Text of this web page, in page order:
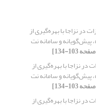
در نزاجا با بهره‌گیری از
پیش‌گویانه و سامانه نت
نزاجا با بهره‌گیری از
پیش‌گویانه و سامانه نت
نزاجا با بهره‌گیری از